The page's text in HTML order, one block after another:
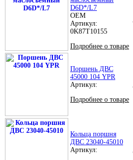
D6D*/L7
OEM
Артикул:
0K87T10155
Подробнее о товаре
Поршень ДВС
45000 104 YPR
Артикул:
Подробнее о товаре
Кольца поршня
ДВС 23040-45010
Артикул: